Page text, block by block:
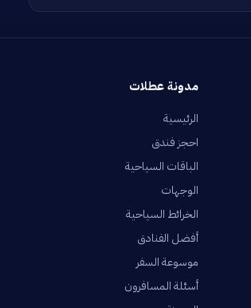
مدونة عطلات
الرئيسية
احجز فندق
الباقات السياحية
الوجهات
الخرائط السياحية
أفضل الفنادق
موسوعة السفر
أسئلة المسافرون